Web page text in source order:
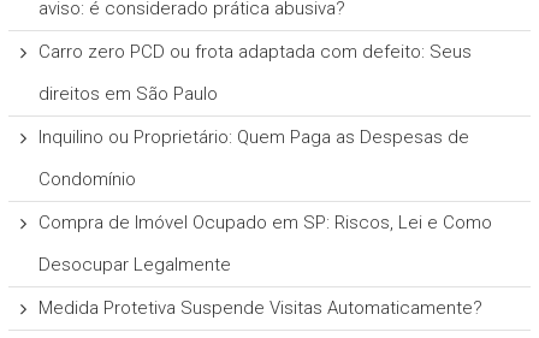
aviso: é considerado prática abusiva?
Carro zero PCD ou frota adaptada com defeito: Seus
direitos em São Paulo
Inquilino ou Proprietário: Quem Paga as Despesas de
Condomínio
Compra de Imóvel Ocupado em SP: Riscos, Lei e Como
Desocupar Legalmente
Medida Protetiva Suspende Visitas Automaticamente?